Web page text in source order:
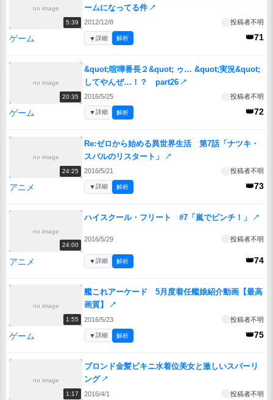
no image
5:39
ームになってる件 ↗
2012/12/8 投稿者不明
ゲーム 👑71
▼詳細 解析
no image
20:35
&quot;喧嘩番長２&quot; ゥ… &quot;実況&quot;
してやんぜ…！？ part26 ↗
2016/5/25 投稿者不明
ゲーム 👑72
▼詳細 解析
no image
24:25
Re:ゼロから始める異世界生活 第7話「ナツキ・
スバルのリスタート」
↗
2016/5/21 投稿者不明
アニメ 👑73
▼詳細 解析
no image
24:00
ハイスクール・フリート #7「嵐でピンチ！」 ↗
2016/5/29 投稿者不明
アニメ 👑74
▼詳細 解析
no image
1:55
艦これアーケード 5月度着任艦娘紹介動画【最高
画質】
↗
2016/5/23 投稿者不明
ゲーム 👑75
▼詳細 解析
no image
1:17
ブロンド金髪ビキニ水着位美女と激しいスパーリ
ング ↗
2016/4/1 投稿者不明